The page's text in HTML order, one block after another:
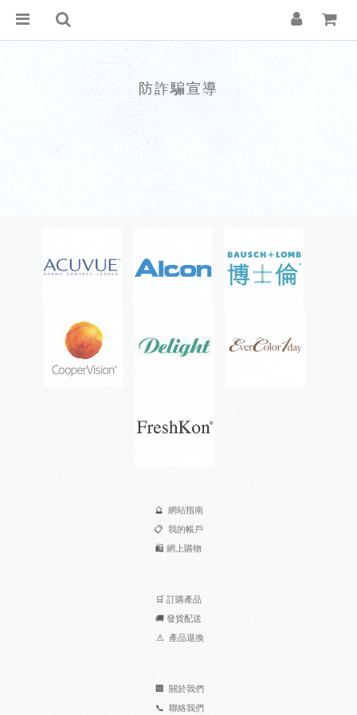
防詐騙宣導
🔮 網站指南
📋 我的帳戶
🛍️ 網上購物
🛒 訂購產品
🚚 發貨配送
⚠ 產品退換
🏢 關於我們
📞 聯絡我們